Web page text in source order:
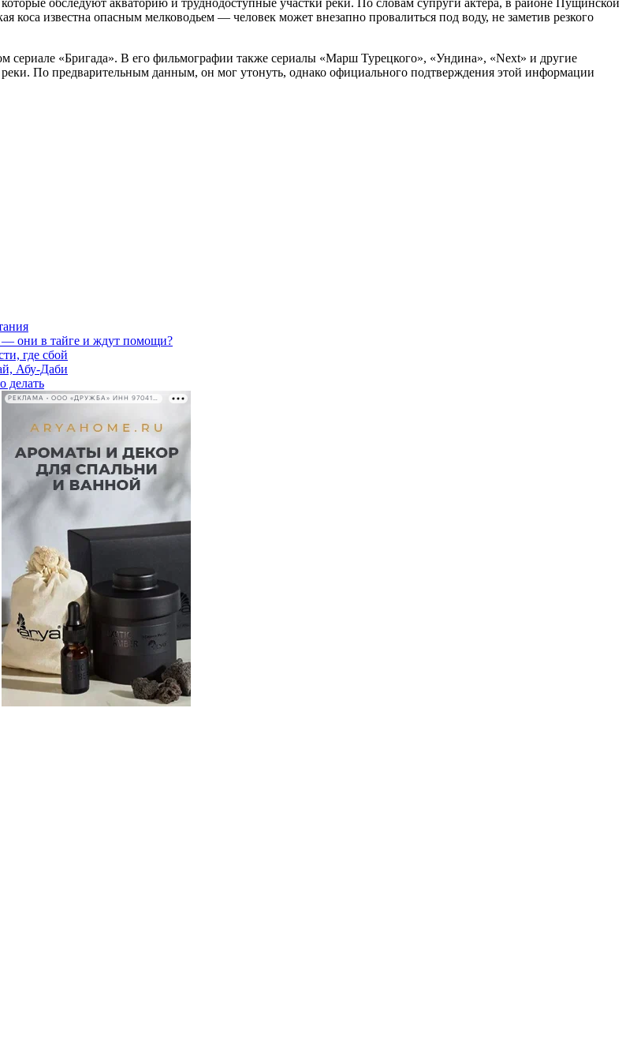
коса известна опасным мелководьем — человек может внезапно провалиться под воду, не заметив резкого
сериале «Бригада». В его фильмографии также сериалы «Марш Турецкого», «Ундина», «Next» и другие
По предварительным данным, он мог утонуть, однако официального подтверждения этой информации
— они в тайге и ждут помощи?
где сбой
Абу-Даби
делать
РЕКЛАМА • ООО «ДРУЖБА» ИНН 9704146411